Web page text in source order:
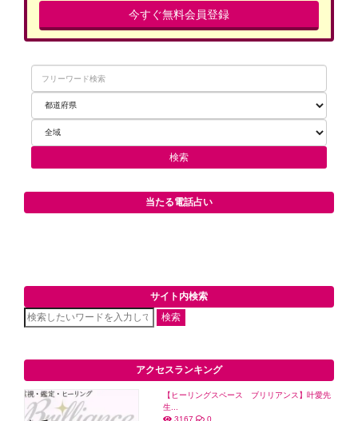
今すぐ無料会員登録
当たる電話占い
サイト内検索
検索
アクセスランキング
【ヒーリングスペース ブリリアンス】叶愛先
生...
3167
0